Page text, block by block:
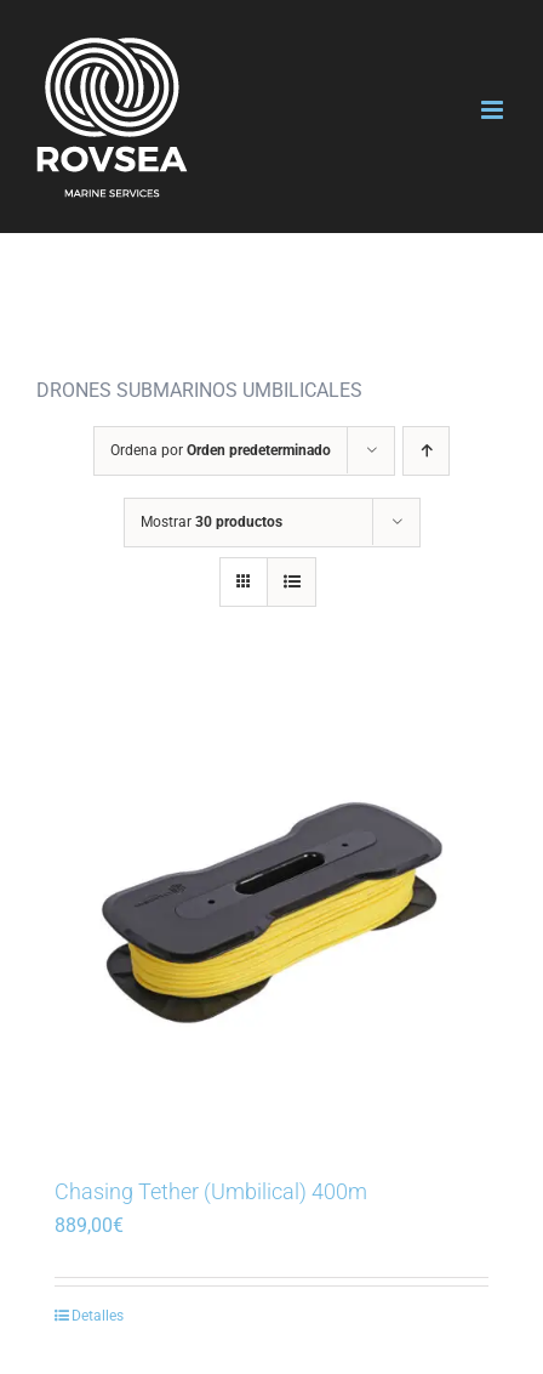
contenido
DRONES SUBMARINOS UMBILICALES
Ordena por Orden predeterminado
Mostrar 30 productos
Chasing Tether (Umbilical) 400m
889,00€
Detalles